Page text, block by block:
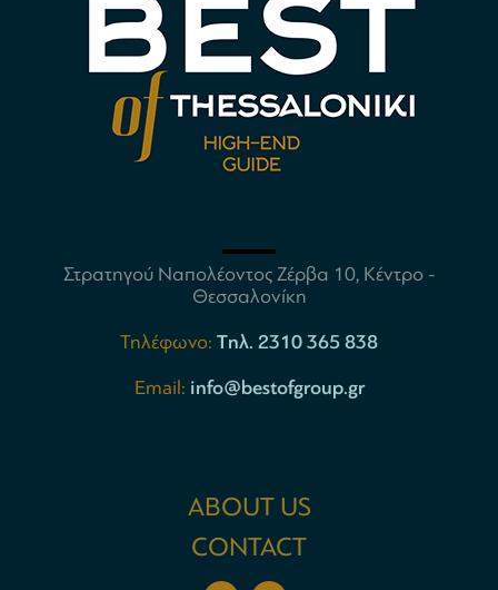
Στρατηγού Ναπολέοντος Ζέρβα 10, Κέντρο -
Θεσσαλονίκη
Τηλέφωνο: Tηλ. 2310 365 838
Email: info@bestofgroup.gr
ABOUT US
CONTACT